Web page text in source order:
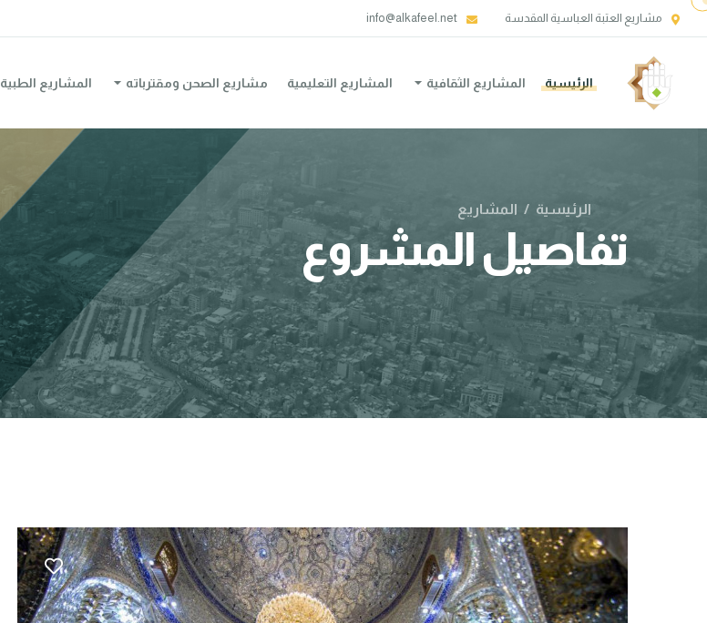
مشاريع العتبة العباسية المقدسة info@alkafeel.net
الرئيسية المشاريع الثقافية المشاريع التعليمية مشاريع الصحن ومقترباته المشاريع الطبية
الرئيسية / المشاريع
تفاصيل المشروع